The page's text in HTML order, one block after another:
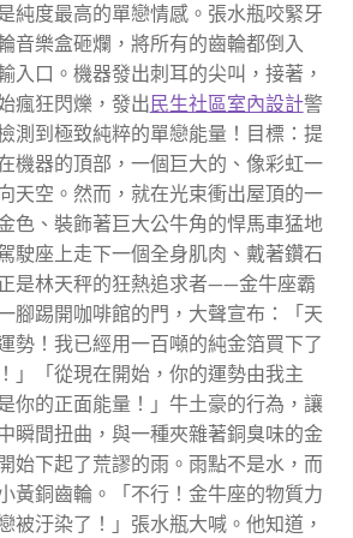
純度最高的單戀情感。張水瓶咬緊牙
音樂盒砸爛，將所有的齒輪都倒入
入口。機器發出刺耳的尖叫，接著，
瘋狂閃爍，發出 民生社區室內設計警
測到極致純粹的單戀能量！目標：提
機器的頂部，一個巨大的、像彩虹一
天空。然而，就在光束衝出屋頂的一
色、裝飾著巨大公牛角的悍馬車猛地
駛座上走下一個全身肌肉、戴著鑽石
是林天秤的狂熱追求者——金牛座霸
腳踢開咖啡館的門，大聲宣布：「天
勢！我已經用一百噸的純金箔買下了
」「從現在開始，你的運勢由我主
你的正面能量！」牛土豪的行為，讓
瞬間扭曲，與一種夾雜著銅臭味的金
始下起了荒謬的雨。雨點不是水，而
黃銅齒輪。「不行！金牛座的物質力
被汙染了！」張水瓶大喊。他知道，